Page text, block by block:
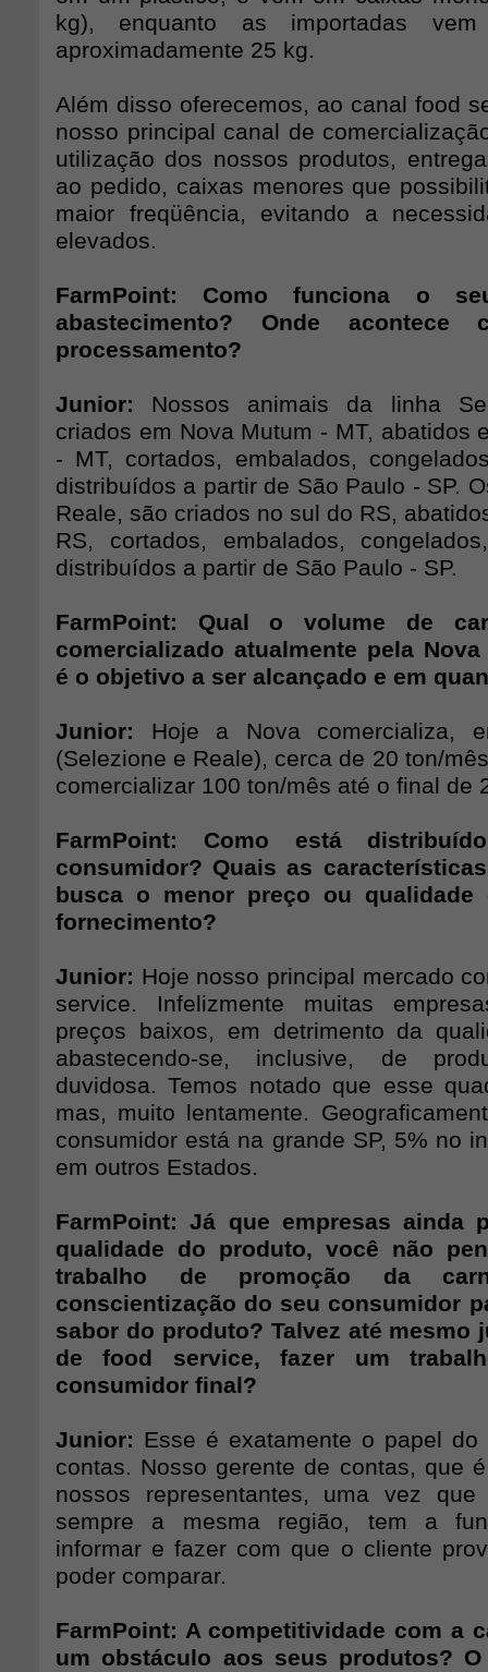
kg), enquanto as importadas
aproximadamente 25 kg.
Além disso oferecemos, ao canal food
nosso principal canal de
utilização dos nossos produtos,
ao pedido, caixas menores que
maior freqüência, evitando a
elevados.
FarmPoint: Como funciona o
abastecimento? Onde acontece
processamento?
Junior: Nossos animais da linha
criados em Nova Mutum - MT, abatidos
- MT, cortados, embalados,
distribuídos a partir de São Paulo - SP.
Reale, são criados no sul do RS,
RS, cortados, embalados,
distribuídos a partir de São Paulo - SP.
FarmPoint: Qual o volume de
comercializado atualmente pela
é o objetivo a ser alcançado e em
Junior: Hoje a Nova comercializa,
(Selezione e Reale), cerca de 20 ton/
comercializar 100 ton/mês até o final de
FarmPoint: Como está
consumidor? Quais as
busca o menor preço ou qualidade
fornecimento?
Junior: Hoje nosso principal mercado
service. Infelizmente muitas
preços baixos, em detrimento da
abastecendo-se, inclusive, de
duvidosa. Temos notado que esse
mas, muito lentamente.
consumidor está na grande SP, 5% no
em outros Estados.
FarmPoint: Já que empresas ainda
qualidade do produto, você não
trabalho de promoção da
conscientização do seu consumidor
sabor do produto? Talvez até mesmo
de food service, fazer um
consumidor final?
Junior: Esse é exatamente o papel do
contas. Nosso gerente de contas, que
nossos representantes, uma vez
sempre a mesma região, tem a
informar e fazer com que o cliente
poder comparar.
FarmPoint: A competitividade com a
um obstáculo aos seus produtos?